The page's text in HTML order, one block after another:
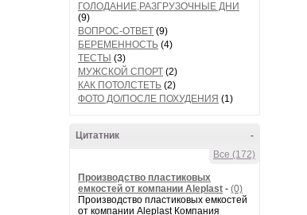
ГОЛОДАНИЕ,РАЗГРУЗОЧНЫЕ ДНИ
(9)
ВОПРОС-ОТВЕТ (9)
БЕРЕМЕННОСТЬ (4)
ТЕСТЫ (3)
МУЖСКОЙ СПОРТ (2)
КАК ПОТОЛСТЕТЬ (2)
ФОТО ДО/ПОСЛЕ ПОХУДЕНИЯ (1)
-
Цитатник
Все (172)
Производство пластиковых
емкостей от компании Aleplast - (0)
Производство пластиковых емкостей
от компании Aleplast Компания